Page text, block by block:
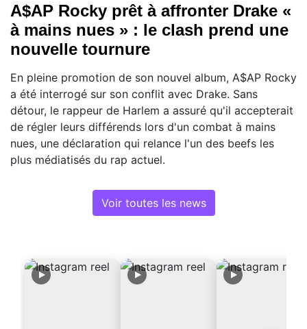
A$AP Rocky prêt à affronter Drake «
à mains nues » : le clash prend une
nouvelle tournure
En pleine promotion de son nouvel album, A$AP Rocky
a été interrogé sur son conflit avec Drake. Sans
détour, le rappeur de Harlem a assuré qu'il accepterait
de régler leurs différends lors d'un combat à mains
nues, une déclaration qui relance l'un des beefs les
plus médiatisés du rap actuel.
Voir toutes les news